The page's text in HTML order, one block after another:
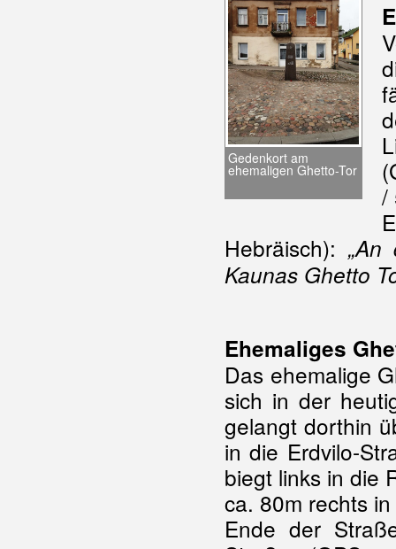
Gedenkort am
ehemaligen Ghetto-Tor
/
Hebräisch): „An
Kaunas Ghetto
Ehemaliges
Das ehemalige
sich in der
gelangt dorthin
in die Erdvilo-
biegt links in die
ca. 80m rechts
Ende der